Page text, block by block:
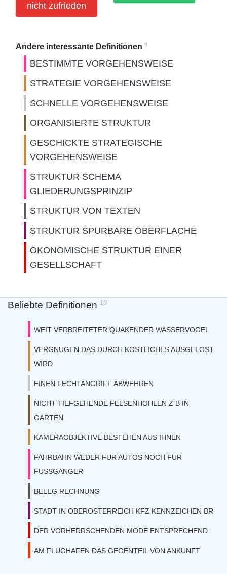
nicht zufrieden
Andere interessante Definitionen 9
BESTIMMTE VORGEHENSWEISE
STRATEGIE VORGEHENSWEISE
SCHNELLE VORGEHENSWEISE
ORGANISIERTE STRUKTUR
GESCHICKTE STRATEGISCHE
VORGEHENSWEISE
STRUKTUR SCHEMA
GLIEDERUNGSPRINZIP
STRUKTUR VON TEXTEN
STRUKTUR SPURBARE OBERFLACHE
OKONOMISCHE STRUKTUR EINER
GESELLSCHAFT
Beliebte Definitionen 10
WEIT VERBREITETER QUAKENDER WASSERVOGEL
VERGNUGEN DAS DURCH KOSTLICHES AUSGELOST
WIRD
EINEN FECHTANGRIFF ABWEHREN
NICHT TIEFGEHENDE FELSENHOHLEN Z B IN
GARTEN
KAMERAOBJEKTIVE BESTEHEN AUS IHNEN
FAHRBAHN WEDER FUR AUTOS NOCH FUR
FUSSGANGER
BELEG RECHNUNG
STADT IN OBEROSTERREICH KFZ KENNZEICHEN BR
DER VORHERRSCHENDEN MODE ENTSPRECHEND
AM FLUGHAFEN DAS GEGENTEIL VON ANKUNFT